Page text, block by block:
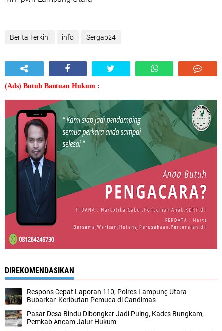
Berita Terkini info Sergap24
(Ads) Butuh Bantuan Hukum :
DIREKOMENDASIKAN
Respons Cepat Laporan 110, Polres Lampung Utara
Bubarkan Keributan Pemuda di Candimas
Pasar Desa Bindu Dibongkar Jadi Puing, Kades Bungkam,
Pemkab Ancam Jalur Hukum